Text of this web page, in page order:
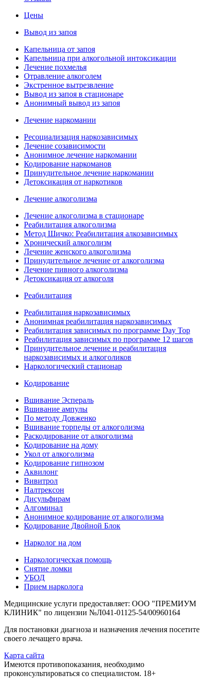
Цены
Вывод из запоя
Капельница от запоя
Капельница при алкогольной интоксикации
Лечение похмелья
Отравление алкоголем
Экстренное вытрезвление
Вывод из запоя в стационаре
Анонимный вывод из запоя
Лечение наркомании
Ресоциализация наркозависимых
Лечение созависимости
Анонимное лечение наркомании
Кодирование наркоманов
Принудительное лечение наркомании
Детоксикация от наркотиков
Лечение алкоголизма
Лечение алкоголизма в стационаре
Реабилитация алкоголизма
Метод Шичко: Реабилитация алкозависимых
Хронический алкоголизм
Лечение женского алкоголизма
Принудительное лечение от алкоголизма
Лечение пивного алкоголизма
Детоксикация от алкоголя
Реабилитация
Реабилитация наркозависимых
Анонимная реабилитация наркозависимых
Реабилитация зависимых по программе Day Top
Реабилитация зависимых по программе 12 шагов
Принудительное лечение и реабилитация
наркозависимых и алкоголиков
Наркологический стационар
Кодирование
Вшивание Эспераль
Вшивание ампулы
По методу Довженко
Вшивание торпеды от алкоголизма
Раскодирование от алкоголизма
Кодирование на дому
Укол от алкоголизма
Кодирование гипнозом
Аквилонг
Вивитрол
Налтрексон
Дисульфирам
Алгоминал
Анонимное кодирование от алкоголизма
Кодирование Двойной Блок
Нарколог на дом
Наркологическая помощь
Снятие ломки
УБОД
Прием нарколога
Медицинские услуги предоставляет: ООО "ПРЕМИУМ
КЛИНИК" по лицензии №Л041-01125-54/00960164
Для постановки диагноза и назначения лечения посетите
своего лечащего врача.
Карта сайта
Имеются противопоказания, необходимо
проконсультироваться со специалистом. 18+